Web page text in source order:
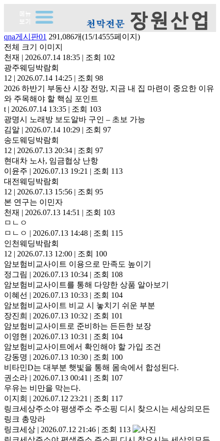
qna게시판01 291,086개(15/14555페이지)
전체 크기 이미지
천재 | 2026.07.14 18:35 | 조회 102
광주웨딩박람회
12 | 2026.07.14 14:25 | 조회 98
2026 하반기 부동산 시장 전망, 지금 내 집 마련이 중요한 이유
와 주목해야 할 핵심 포인트
t | 2026.07.14 13:35 | 조회 103
광명시 노래방 보도알바 구인 – 초보 가능
김알 | 2026.07.14 10:29 | 조회 97
송도웨딩박람회
12 | 2026.07.13 20:34 | 조회 97
현대차 노사, 임금협상 난항
이윤주 | 2026.07.13 19:21 | 조회 113
대전웨딩박람회
12 | 2026.07.13 15:56 | 조회 95
본 연구는 이민자
천재 | 2026.07.13 14:51 | 조회 103
ㅁㄴㅇ
ㅁㄴㅇ | 2026.07.13 14:48 | 조회 115
인천웨딩박람회
12 | 2026.07.13 12:00 | 조회 100
암보험비교사이트 이용으로 만족도 높이기
정그림 | 2026.07.13 10:34 | 조회 108
암보험비교사이트를 통해 다양한 상품 알아보기
이혜선 | 2026.07.13 10:33 | 조회 104
암보험비교사이트 비교 시 놓치기 쉬운 부분
장진희 | 2026.07.13 10:32 | 조회 101
암보험비교사이트로 준비하는 든든한 보장
이영현 | 2026.07.13 10:31 | 조회 104
암보험비교사이트에서 확인해야 할 가입 조건
강동명 | 2026.07.13 10:30 | 조회 100
비타민D는 대부분 햇빛을 통해 몸속에서 합성된다.
권소라 | 2026.07.13 00:41 | 조회 107
우유는 비만을 막는다.
이지희 | 2026.07.12 23:21 | 조회 117
링크세상주소야 평생주소 주소핑 디시 찾으시는 세상의모든
링크 총망라
링크세상 | 2026.07.12 21:46 | 조회 113